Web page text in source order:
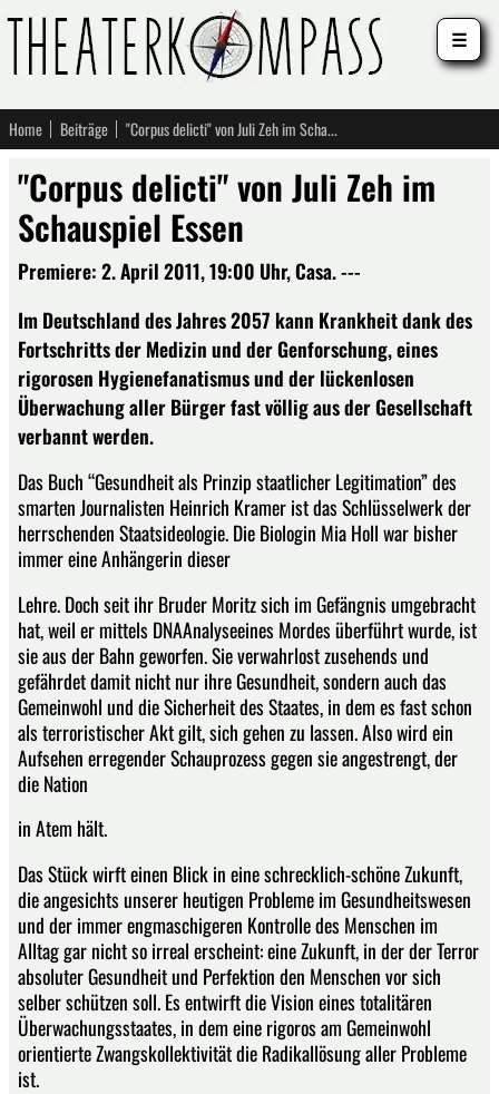
Home Beiträge "Corpus delicti" von Juli Zeh im Schauspiel Essen
"Corpus delicti" von Juli Zeh im
Schauspiel Essen
Premiere: 2. April 2011, 19:00 Uhr, Casa. ---
Im Deutschland des Jahres 2057 kann Krankheit dank des
Fortschritts der Medizin und der Genforschung, eines
rigorosen Hygienefanatismus und der lückenlosen
Überwachung aller Bürger fast völlig aus der Gesellschaft
verbannt werden.
Das Buch “Gesundheit als Prinzip staatlicher Legitimation” des
smarten Journalisten Heinrich Kramer ist das Schlüsselwerk der
herrschenden Staatsideologie. Die Biologin Mia Holl war bisher
immer eine Anhängerin dieser
Lehre. Doch seit ihr Bruder Moritz sich im Gefängnis umgebracht
hat, weil er mittels DNAAnalyseeines Mordes überführt wurde, ist
sie aus der Bahn geworfen. Sie verwahrlost zusehends und
gefährdet damit nicht nur ihre Gesundheit, sondern auch das
Gemeinwohl und die Sicherheit des Staates, in dem es fast schon
als terroristischer Akt gilt, sich gehen zu lassen. Also wird ein
Aufsehen erregender Schauprozess gegen sie angestrengt, der
die Nation
in Atem hält.
Das Stück wirft einen Blick in eine schrecklich-schöne Zukunft,
die angesichts unserer heutigen Probleme im Gesundheitswesen
und der immer engmaschigeren Kontrolle des Menschen im
Alltag gar nicht so irreal erscheint: eine Zukunft, in der der Terror
absoluter Gesundheit und Perfektion den Menschen vor sich
selber schützen soll. Es entwirft die Vision eines totalitären
Überwachungsstaates, in dem eine rigoros am Gemeinwohl
orientierte Zwangskollektivität die Radikallösung aller Probleme
ist.
☰